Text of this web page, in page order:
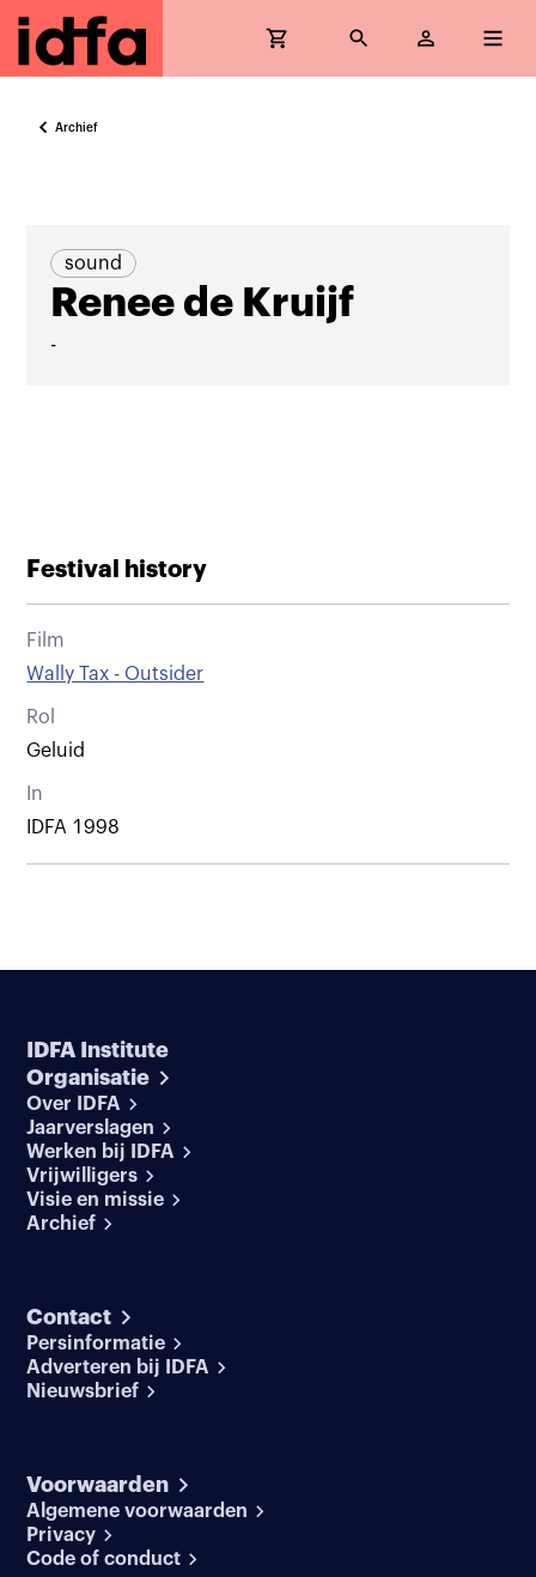
Archief
sound
Renee de Kruijf
-
Festival history
Film
Wally Tax - Outsider
Rol
Geluid
In
IDFA 1998
IDFA Institute
Organisatie
Over IDFA
Jaarverslagen
Werken bij IDFA
Vrijwilligers
Visie en missie
Archief
Contact
Persinformatie
Adverteren bij IDFA
Nieuwsbrief
Voorwaarden
Algemene voorwaarden
Privacy
Code of conduct